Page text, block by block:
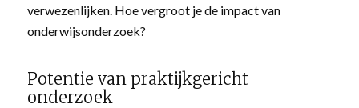
verwezenlijken. Hoe vergroot je de impact van
onderwijsonderzoek?
Potentie van praktijkgericht
onderzoek